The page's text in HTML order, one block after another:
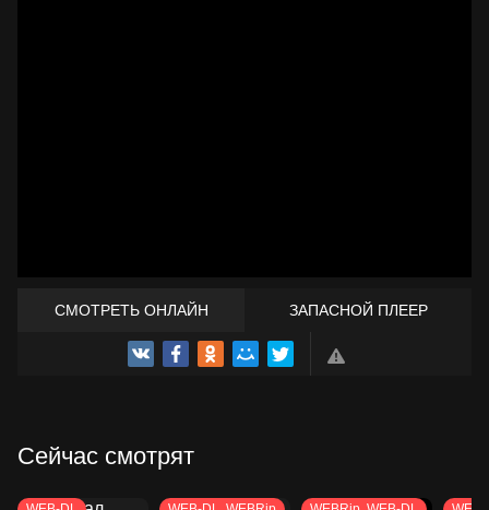
СМОТРЕТЬ ОНЛАЙН ЗАПАСНОЙ ПЛЕЕР
ТРЕЙЛЕР
Сейчас смотрят